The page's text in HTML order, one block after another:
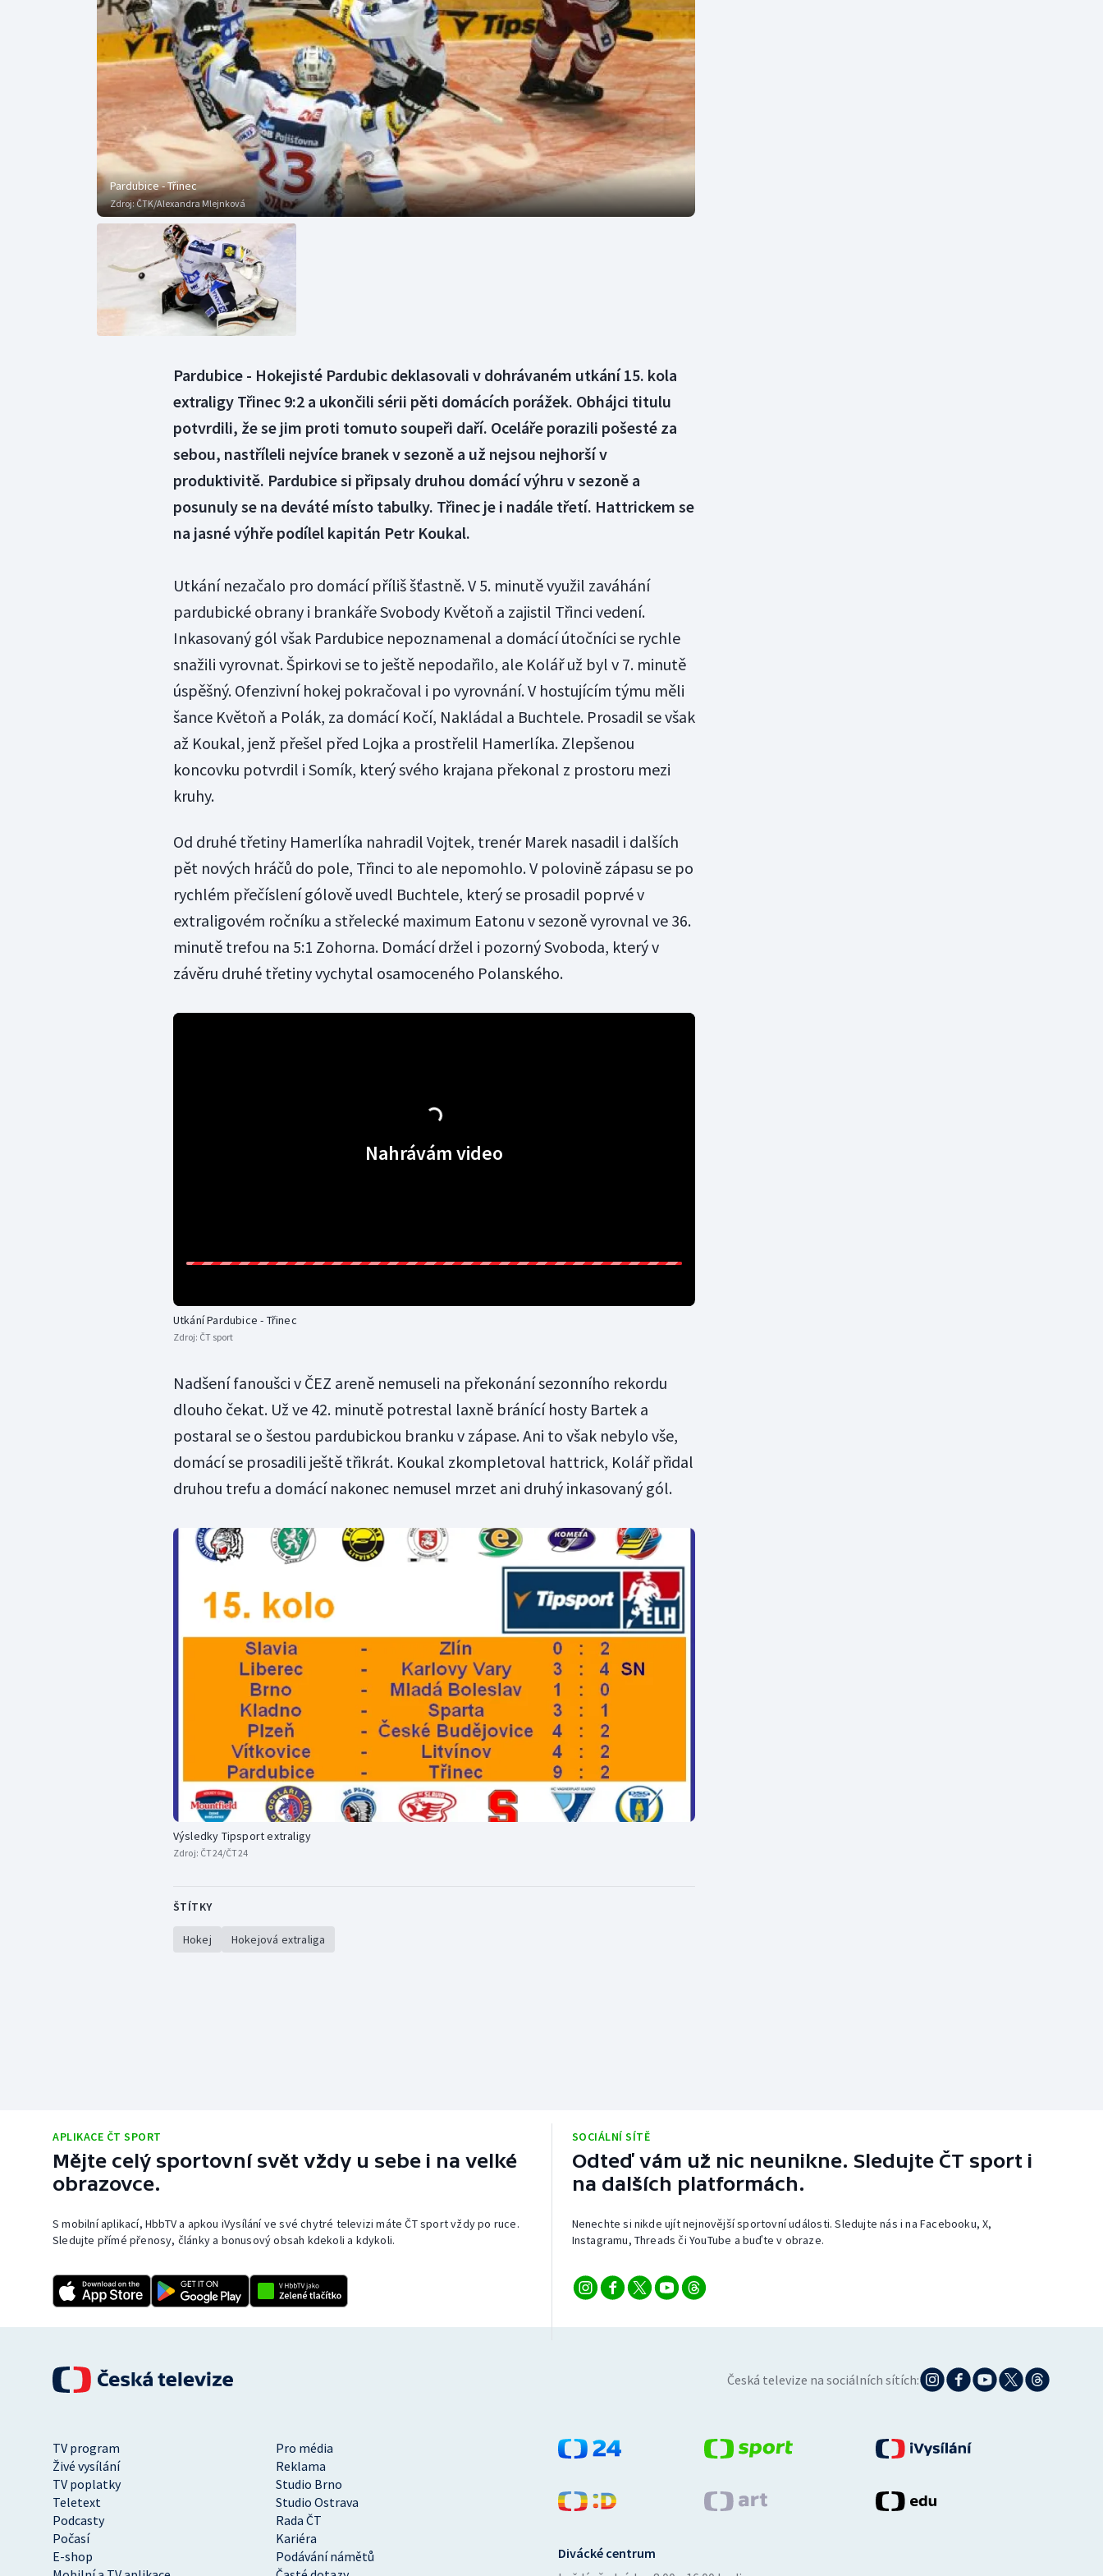
Curling
Dostihy
Florbal
Futsal
Golf
Gymnastika
Moderní pětiboj
Motorsport
Olympijské hry
Parasport
Plavání
Plážový volejbal
Triatlon
Veslování
Vodní slalom
Volejbal
Ostatní
Pardubice - Třinec
Zdroj: ČTK/Alexandra Mlejnková
Pardubice - Hokejisté Pardubic deklasovali v dohrávaném utkání 15. kola
extraligy Třinec 9:2 a ukončili sérii pěti domácích porážek. Obhájci titulu
potvrdili, že se jim proti tomuto soupeři daří. Oceláře porazili pošesté za
sebou, nastříleli nejvíce branek v sezoně a už nejsou nejhorší v
produktivitě. Pardubice si připsaly druhou domácí výhru v sezoně a
posunuly se na deváté místo tabulky. Třinec je i nadále třetí. Hattrickem se
na jasné výhře podílel kapitán Petr Koukal.
Utkání nezačalo pro domácí příliš šťastně. V 5. minutě využil zaváhání
pardubické obrany i brankáře Svobody Květoň a zajistil Třinci vedení.
Inkasovaný gól však Pardubice nepoznamenal a domácí útočníci se rychle
snažili vyrovnat. Špirkovi se to ještě nepodařilo, ale Kolář už byl v 7. minutě
úspěšný. Ofenzivní hokej pokračoval i po vyrovnání. V hostujícím týmu měli
šance Květoň a Polák, za domácí Kočí, Nakládal a Buchtele. Prosadil se však
až Koukal, jenž přešel před Lojka a prostřelil Hamerlíka. Zlepšenou
koncovku potvrdil i Somík, který svého krajana překonal z prostoru mezi
kruhy.
Od druhé třetiny Hamerlíka nahradil Vojtek, trenér Marek nasadil i dalších
pět nových hráčů do pole, Třinci to ale nepomohlo. V polovině zápasu se po
rychlém přečíslení gólově uvedl Buchtele, který se prosadil poprvé v
extraligovém ročníku a střelecké maximum Eatonu v sezoně vyrovnal ve 36.
minutě trefou na 5:1 Zohorna. Domácí držel i pozorný Svoboda, který v
závěru druhé třetiny vychytal osamoceného Polanského.
Nahrávám video
Utkání Pardubice - Třinec
Zdroj: ČT sport
Nadšení fanoušci v ČEZ areně nemuseli na překonání sezonního rekordu
dlouho čekat. Už ve 42. minutě potrestal laxně bránící hosty Bartek a
postaral se o šestou pardubickou branku v zápase. Ani to však nebylo vše,
domácí se prosadili ještě třikrát. Koukal zkompletoval hattrick, Kolář přidal
druhou trefu a domácí nakonec nemusel mrzet ani druhý inkasovaný gól.
Výsledky Tipsport extraligy
Zdroj: ČT24/ČT24
ŠTÍTKY
Hokej Hokejová extraliga
APLIKACE ČT SPORT
Mějte celý sportovní svět vždy u sebe i na velké
obrazovce.
S mobilní aplikací, HbbTV a apkou iVysílání ve své chytré televizi máte ČT sport vždy po ruce.
Sledujte přímé přenosy, články a bonusový obsah kdekoli a kdykoli.
SOCIÁLNÍ SÍTĚ
Odteď vám už nic neunikne. Sledujte ČT sport i
na dalších platformách.
Nenechte si nikde ujít nejnovější sportovní události. Sledujte nás i na Facebooku, X,
Instagramu, Threads či YouTube a buďte v obraze.
Česká televize na sociálních sítích:
TV program
Pro média
Živé vysílání
Reklama
TV poplatky
Studio Brno
Teletext
Studio Ostrava
Podcasty
Rada ČT
Počasí
Kariéra
E-shop
Podávání námětů
Divácké centrum